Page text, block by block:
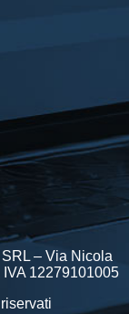
– Via Nicola
12279101005